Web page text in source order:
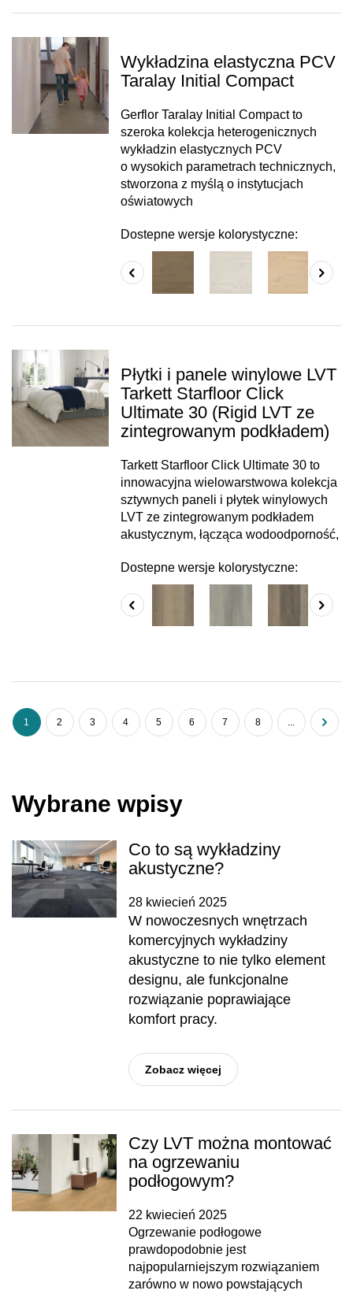
Wykładzina elastyczna PCV
Taralay Initial Compact
Gerflor Taralay Initial Compact to
szeroka kolekcja heterogenicznych
wykładzin elastycznych PCV
o wysokich parametrach technicznych,
stworzona z myślą o instytucjach
oświatowych
Dostepne wersje kolorystyczne:
Płytki i panele winylowe LVT
Tarkett Starfloor Click
Ultimate 30 (Rigid LVT ze
zintegrowanym podkładem)
Tarkett Starfloor Click Ultimate 30 to
innowacyjna wielowarstwowa kolekcja
sztywnych paneli i płytek winylowych
LVT ze zintegrowanym podkładem
akustycznym, łącząca wodoodporność,
Dostepne wersje kolorystyczne:
1 2 3 4 5 6 7 8 ...
Wybrane wpisy
Co to są wykładziny
akustyczne?
28 kwiecień 2025
W nowoczesnych wnętrzach
komercyjnych wykładziny
akustyczne to nie tylko element
designu, ale funkcjonalne
rozwiązanie poprawiające
komfort pracy.
Zobacz więcej
Czy LVT można montować
na ogrzewaniu
podłogowym?
22 kwiecień 2025
Ogrzewanie podłogowe
prawdopodobnie jest
najpopularniejszym rozwiązaniem
zarówno w nowo powstających